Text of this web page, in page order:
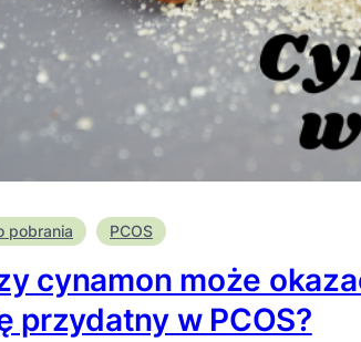
pobrania PCOS
cynamon może
przydatny w PCOS?